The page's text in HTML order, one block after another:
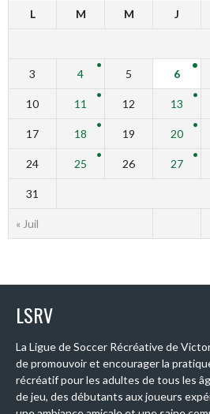
L M M J
« Juil
3 4 5 6
10 11 12 13
17 18 19 20
24 25 26 27
31
LSRV
La Ligue de Soccer Récréative de
de promouvoir et encourager la
récréatif pour les adultes de tous les
de jeu, des débutants aux joueurs